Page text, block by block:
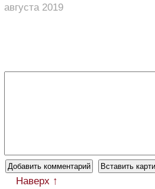
августа 2019
Наверх ↑